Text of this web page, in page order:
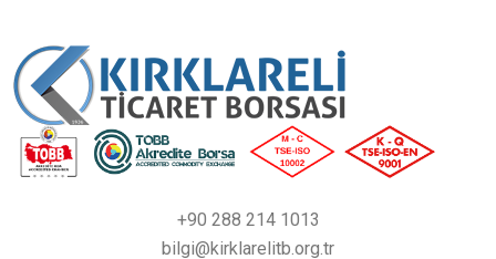
+90 288 214 1013
bilgi@kirklarelitb.org.tr